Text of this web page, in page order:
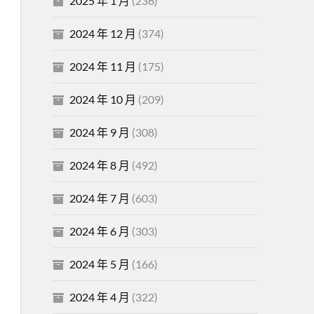
2024 年 12 月 (374)
2024 年 11 月 (175)
2024 年 10 月 (209)
2024 年 9 月 (308)
2024 年 8 月 (492)
2024 年 7 月 (603)
2024 年 6 月 (303)
2024 年 5 月 (166)
2024 年 4 月 (322)